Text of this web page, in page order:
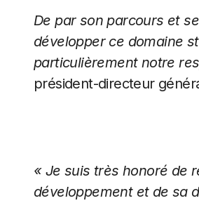
De par son parcours et
développer ce domaine
particulièrement notre
président-directeur
« Je suis très honoré de
développement et de sa